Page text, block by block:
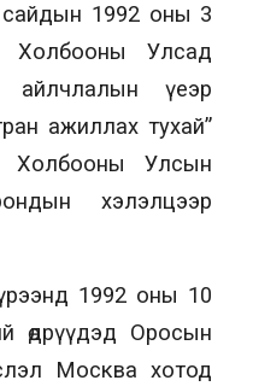
сайдын 1992 оны 3
Холбооны Улсад
үеэр
ажиллах тухай”
Холбооны Улсын
хэлэлцээр
1992 оны 10
өдрүүдэд Оросын
Москва хотод